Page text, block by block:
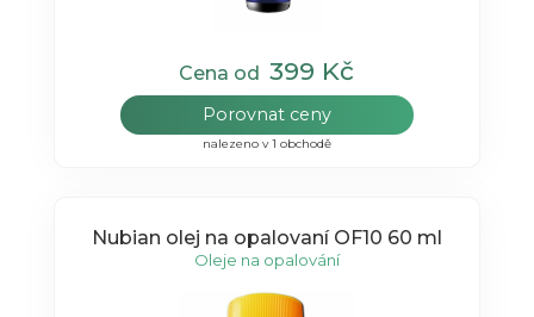
Cena od399 Kč
Porovnat ceny
nalezeno v 1 obchodě
Nubian olej na opalovaní OF10 60 ml
Oleje na opalování